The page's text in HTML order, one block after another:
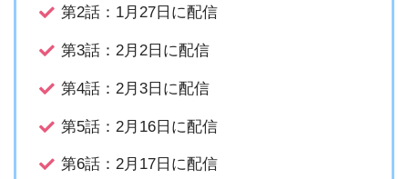
第2話：1月27日に配信
第3話：2月2日に配信
第4話：2月3日に配信
第5話：2月16日に配信
第6話：2月17日に配信